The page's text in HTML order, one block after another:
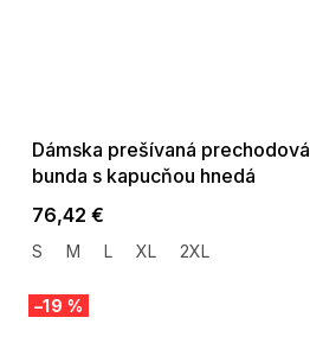
Dámska prešívaná prechodová
bunda s kapucňou hnedá
76,42 €
S M L XL 2XL
–19 %